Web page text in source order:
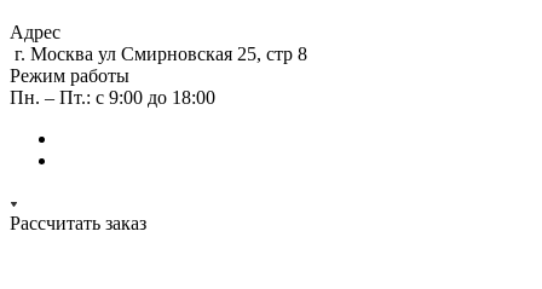
Адрес
г. Москва ул Смирновская 25, стр 8
Режим работы
Пн. – Пт.: с 9:00 до 18:00
Рассчитать заказ